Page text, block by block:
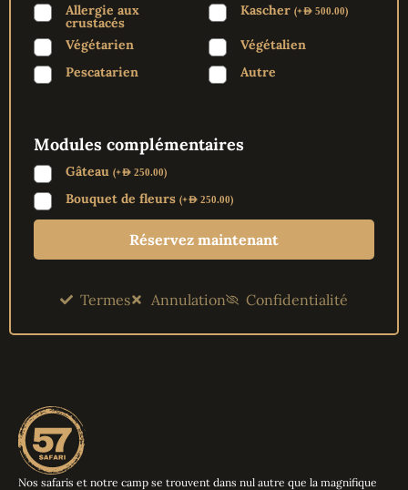
Allergie aux
crustacés
Kascher (+AED 500.00)
Végétarien
Végétalien
Pescatarien
Autre
Modules complémentaires
Gâteau (+AED 250.00)
Bouquet de fleurs (+AED 250.00)
Réservez maintenant
Termes Annulation Confidentialité
Nos safaris et notre camp se trouvent dans nul autre que la magnifique